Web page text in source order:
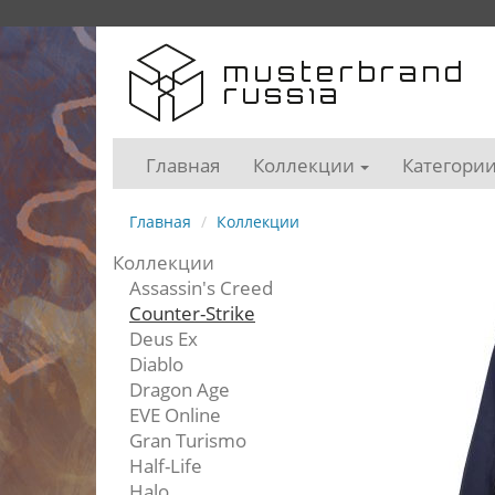
Главная Коллекции
Главная Коллекции
Коллекции
Assassin's Creed
Counter-Strike
Deus Ex
Diablo
Dragon Age
EVE Online
Gran Turismo
Half-Life